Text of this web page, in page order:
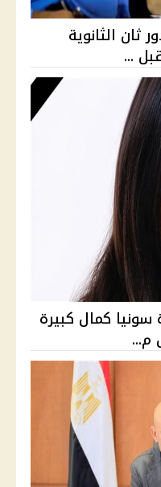
ثان الثانوية
...
كمال كبيرة
م...